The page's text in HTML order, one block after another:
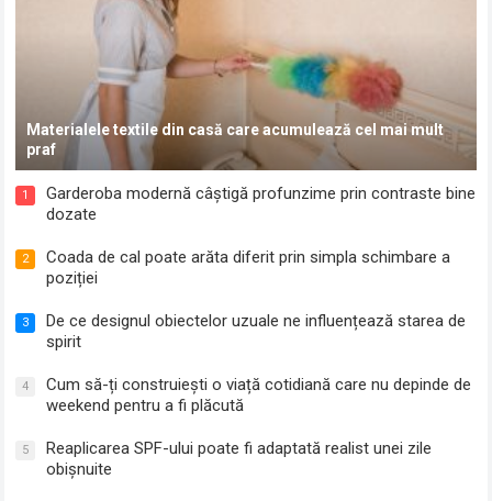
Materialele textile din casă care acumulează cel mai mult
praf
1
Garderoba modernă câștigă profunzime prin contraste bine
dozate
2
Coada de cal poate arăta diferit prin simpla schimbare a
poziției
3
De ce designul obiectelor uzuale ne influențează starea de
spirit
4
Cum să-ți construiești o viață cotidiană care nu depinde de
weekend pentru a fi plăcută
5
Reaplicarea SPF-ului poate fi adaptată realist unei zile
obișnuite